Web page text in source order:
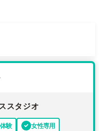
スタジオ
験 女性専用